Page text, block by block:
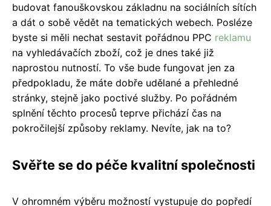
budovat fanouškovskou základnu na sociálních sítích
a dát o sobě vědět na tematických webech. Posléze
byste si měli nechat sestavit pořádnou PPC reklamu
na vyhledávačích zboží, což je dnes také již
naprostou nutností. To vše bude fungovat jen za
předpokladu, že máte dobře udělané a přehledné
stránky, stejně jako poctivé služby. Po pořádném
splnění těchto procesů teprve přichází čas na
pokročilejší způsoby reklamy. Nevíte, jak na to?
Svěřte se do péče kvalitní společnosti
V ohromném výběru možností vystupuje do popředí